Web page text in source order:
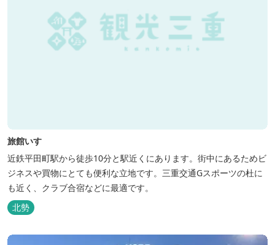
旅館いすゞ
近鉄平田町駅から徒歩10分と駅近くにあります。街中にあるためビ
ジネスや買物にとても便利な立地です。三重交通Gスポーツの杜に
も近く、クラブ合宿などに最適です。
北勢